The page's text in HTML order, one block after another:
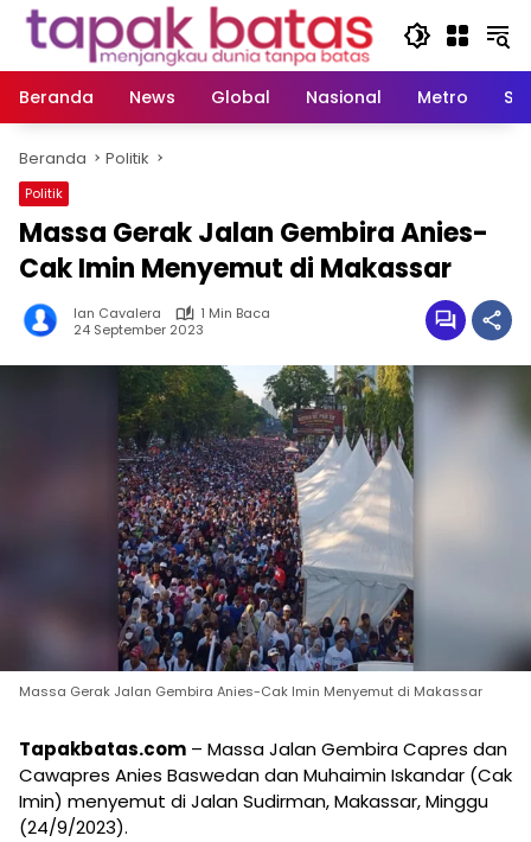
Langsung
Beranda
News Global Nasional Metro
Beranda Politik
Politik
Massa Gerak Jalan Gembira Anies-
Cak Imin Menyemut di Makassar
Ian Cavalera
1 Min Baca
24 September 2023
Massa Gerak Jalan Gembira Anies-Cak Imin Menyemut di Makassar
Tapakbatas.com – Massa Jalan Gembira Capres dan
Cawapres Anies Baswedan dan Muhaimin Iskandar (Cak
Imin) menyemut di Jalan Sudirman, Makassar, Minggu
(24/9/2023).